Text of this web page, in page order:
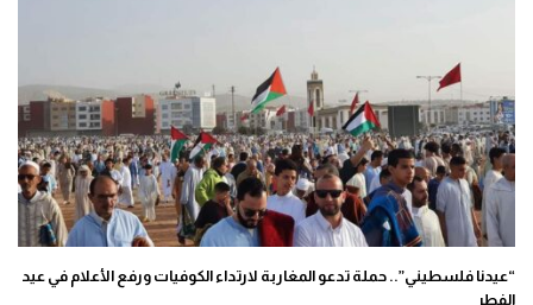
“عيدنا فلسطيني”.. حملة تدعو المغاربة لارتداء الكوفيات ورفع الأعلام في عيد
الفطر